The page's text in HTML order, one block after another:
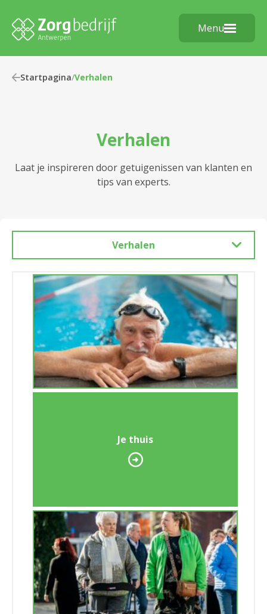
Menu
Startpagina/Verhalen
Verhalen
Laat je inspireren door getuigenissen van klanten en
tips van experts.
Verhalen
Je thuis